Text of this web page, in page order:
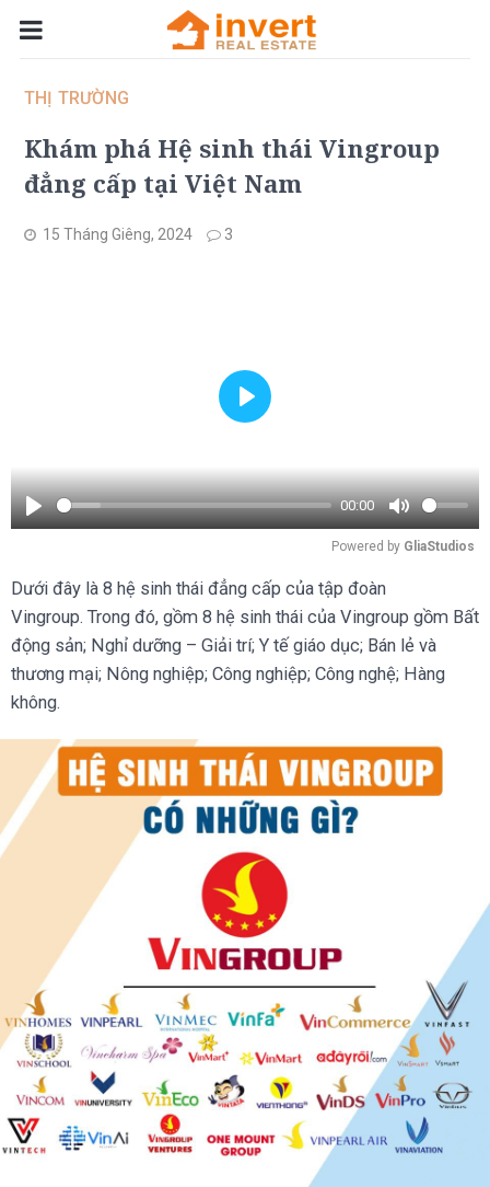
THỊ TRƯỜNG
Khám phá Hệ sinh thái Vingroup
đẳng cấp tại Việt Nam
15 Tháng Giêng, 2024 3
Play
00:00
Mute
Play
Powered by GliaStudios
Dưới đây là 8 hệ sinh thái đẳng cấp của tập đoàn
Vingroup. Trong đó, gồm 8 hệ sinh thái của Vingroup gồm Bất
động sản; Nghỉ dưỡng – Giải trí; Y tế giáo dục; Bán lẻ và
thương mại; Nông nghiệp; Công nghiệp; Công nghệ; Hàng
không.